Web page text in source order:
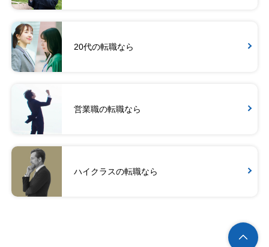
20代の転職なら
営業職の転職なら
ハイクラスの転職なら